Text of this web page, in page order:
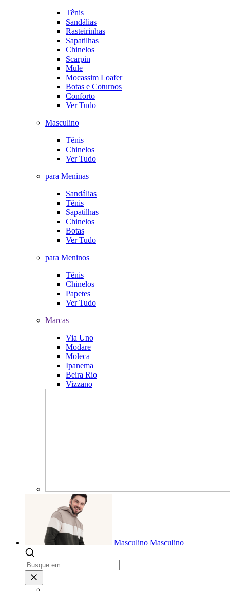
Tênis
Sandálias
Rasteirinhas
Sapatilhas
Chinelos
Scarpin
Mule
Mocassim Loafer
Botas e Coturnos
Conforto
Ver Tudo
Masculino
Tênis
Chinelos
Ver Tudo
para Meninas
Sandálias
Tênis
Sapatilhas
Chinelos
Botas
Ver Tudo
para Meninos
Tênis
Chinelos
Papetes
Ver Tudo
Marcas
Via Uno
Modare
Moleca
Ipanema
Beira Rio
Vizzano
Masculino Masculino